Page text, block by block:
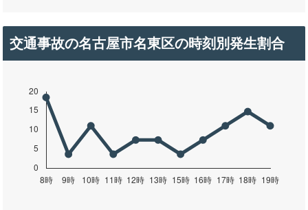
交通事故の名古屋市名東区の時刻別発生割合